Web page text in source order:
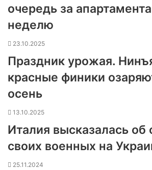
очередь за
неделю
23.10.2025
Праздник урожая.
красные финики
осень
13.10.2025
Италия высказалась об
своих военных на
25.11.2024